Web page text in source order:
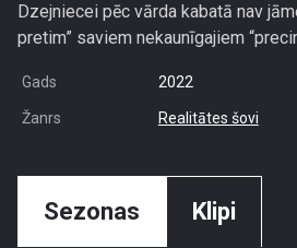
Dzejniecei pēc vārda kabatā nav
pretim” saviem nekaunīgajiem
Gads 2022
Žanrs Realitātes šovi
Sezonas Klipi